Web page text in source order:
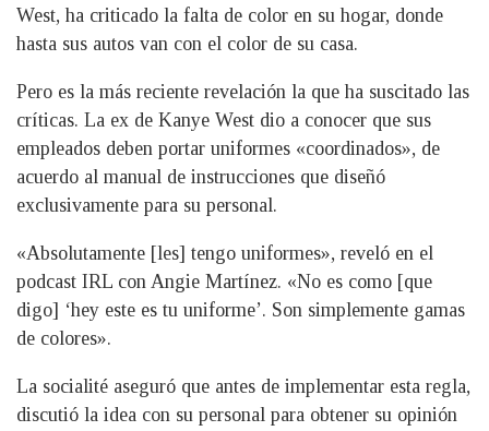
West, ha criticado la falta de color en su hogar, donde
hasta sus autos van con el color de su casa.
Pero es la más reciente revelación la que ha suscitado las
críticas. La ex de Kanye West dio a conocer que sus
empleados deben portar uniformes «coordinados», de
acuerdo al manual de instrucciones que diseñó
exclusivamente para su personal.
«Absolutamente [les] tengo uniformes», reveló en el
podcast IRL con Angie Martínez. «No es como [que
digo] ‘hey este es tu uniforme’. Son simplemente gamas
de colores».
La socialité aseguró que antes de implementar esta regla,
discutió la idea con su personal para obtener su opinión